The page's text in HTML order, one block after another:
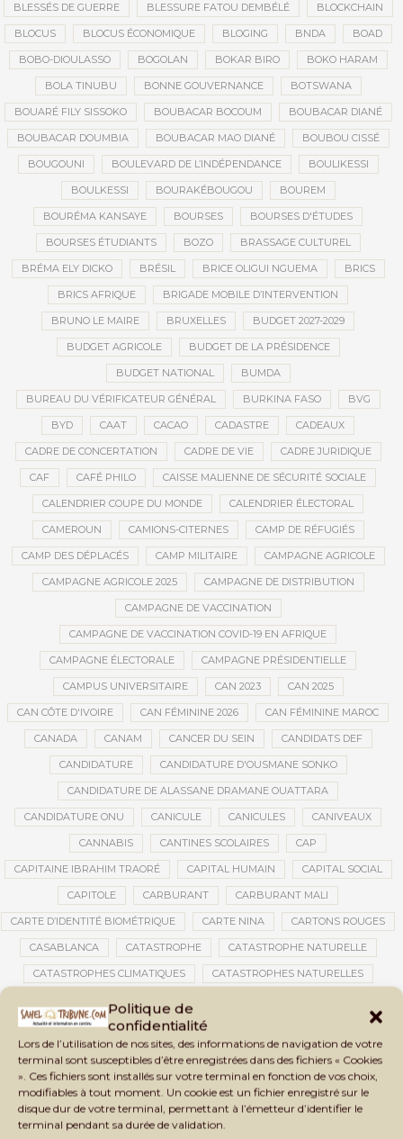
Politique de
confidentialité
Lors de l’utilisation de nos sites, des informations de navigation de votre
terminal sont susceptibles d’être enregistrées dans des fichiers « Cookies
». Ces fichiers sont installés sur votre terminal en fonction de vos choix,
modifiables à tout moment. Un cookie est un fichier enregistré sur le
disque dur de votre terminal, permettant à l’émetteur d’identifier le
terminal pendant sa durée de validation.
BLESSÉS DE GUERRE BLESSURE FATOU DEMBÉLÉ BLOCKCHAIN
BLOCUS BLOCUS ÉCONOMIQUE BLOGING BNDA BOAD
BOBO-DIOULASSO BOGOLAN BOKAR BIRO BOKO HARAM
BOLA TINUBU BONNE GOUVERNANCE BOTSWANA
BOUARÉ FILY SISSOKO BOUBACAR BOCOUM BOUBACAR DIANÉ
BOUBACAR DOUMBIA BOUBACAR MAO DIANÉ BOUBOU CISSÉ
BOUGOUNI BOULEVARD DE L’INDÉPENDANCE BOULIKESSI
BOULKESSI BOURAKÉBOUGOU BOUREM
BOURÉMA KANSAYE BOURSES BOURSES D'ÉTUDES
BOURSES ÉTUDIANTS BOZO BRASSAGE CULTUREL
BRÉMA ELY DICKO BRÉSIL BRICE OLIGUI NGUEMA BRICS
BRICS AFRIQUE BRIGADE MOBILE D’INTERVENTION
BRUNO LE MAIRE BRUXELLES BUDGET 2027-2029
BUDGET AGRICOLE BUDGET DE LA PRÉSIDENCE
BUDGET NATIONAL BUMDA
BUREAU DU VÉRIFICATEUR GÉNÉRAL BURKINA FASO BVG
BYD CAAT CACAO CADASTRE CADEAUX
CADRE DE CONCERTATION CADRE DE VIE CADRE JURIDIQUE
CAF CAFÉ PHILO CAISSE MALIENNE DE SÉCURITÉ SOCIALE
CALENDRIER COUPE DU MONDE CALENDRIER ÉLECTORAL
CAMEROUN CAMIONS-CITERNES CAMP DE RÉFUGIÉS
CAMP DES DÉPLACÉS CAMP MILITAIRE CAMPAGNE AGRICOLE
CAMPAGNE AGRICOLE 2025 CAMPAGNE DE DISTRIBUTION
CAMPAGNE DE VACCINATION
CAMPAGNE DE VACCINATION COVID-19 EN AFRIQUE
CAMPAGNE ÉLECTORALE CAMPAGNE PRÉSIDENTIELLE
CAMPUS UNIVERSITAIRE CAN 2023 CAN 2025
CAN CÔTE D'IVOIRE CAN FÉMININE 2026 CAN FÉMININE MAROC
CANADA CANAM CANCER DU SEIN CANDIDATS DEF
CANDIDATURE CANDIDATURE D'OUSMANE SONKO
CANDIDATURE DE ALASSANE DRAMANE OUATTARA
CANDIDATURE ONU CANICULE CANICULES CANIVEAUX
CANNABIS CANTINES SCOLAIRES CAP
CAPITAINE IBRAHIM TRAORÉ CAPITAL HUMAIN CAPITAL SOCIAL
CAPITOLE CARBURANT CARBURANT MALI
CARTE D’IDENTITÉ BIOMÉTRIQUE CARTE NINA CARTONS ROUGES
CASABLANCA CATASTROPHE CATASTROPHE NATURELLE
CATASTROPHES CLIMATIQUES CATASTROPHES NATURELLES
CÉDÉAO CEDEAO CEI CÉLÉBRATION NATIONALE CEMAC
CEMAPI CEN-SNESUP CENOU CENSURE
CENTRAFRIQUE CENTRALE SOLAIRE
CENTRALE SOLAIRE DE SANANKOROBA CENTRALES SOLAIRES
CENTRE D'INTELLIGENCE ARTIFICIELLE